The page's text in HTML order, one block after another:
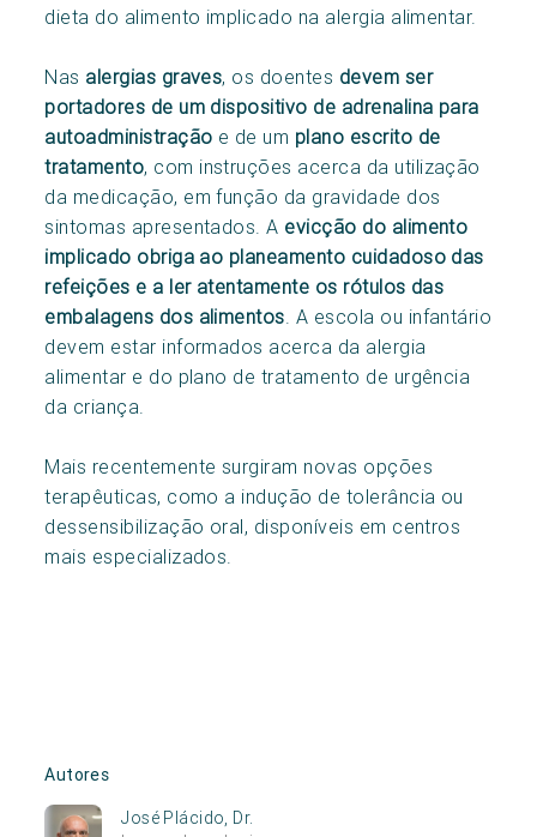
dieta do alimento implicado na alergia alimentar.
Nas alergias graves, os doentes devem ser
portadores de um dispositivo de adrenalina para
autoadministração e de um plano escrito de
tratamento, com instruções acerca da utilização
da medicação, em função da gravidade dos
sintomas apresentados. A evicção do alimento
implicado obriga ao planeamento cuidadoso das
refeições e a ler atentamente os rótulos das
embalagens dos alimentos . A escola ou infantário
devem estar informados acerca da alergia
alimentar e do plano de tratamento de urgência
da criança.
Mais recentemente surgiram novas opções
terapêuticas, como a indução de tolerância ou
dessensibilização oral, disponíveis em centros
mais especializados.
Autores
José Plácido, Dr.